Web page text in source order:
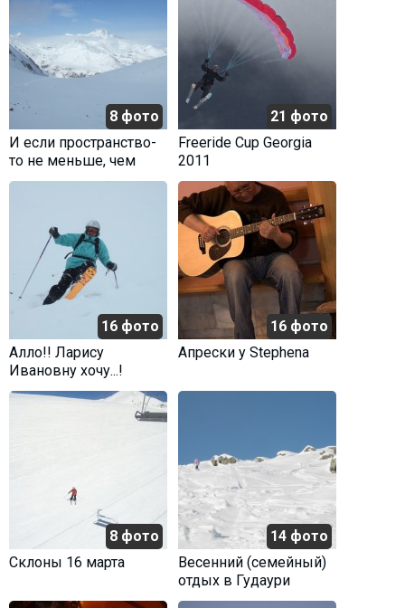
8 фото
И если пространство-
то не меньше, чем
Небо
21 фото
Freeride Cup Georgia
2011
16 фото
Алло!! Ларису
Ивановну хочу...!
16 фото
Aпрески у Stephena
8 фото
Склоны 16 марта
14 фото
Весенний (семейный)
отдых в Гудаури